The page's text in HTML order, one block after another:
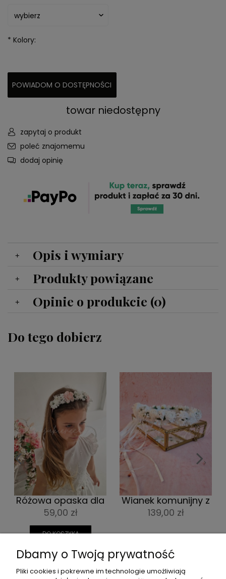
* Kolory:
POWIADOM O DOSTĘPNOŚCI
towar niedostępny
zapytaj o produkt
poleć znajomemu
dodaj opinię
Opis i wymiary
Produkty powiązane
Opinie o produkcie (0)
Do tego dobierz
<
Wianek komunijny z
różyczkami i
ozdobnymi
wstążkami
139,00 zł
Wianek komunijny z
białymi i różowymi
139,00 zł
DO KOSZYKA
>
Dbamy o Twoją prywatność
Pliki cookies i pokrewne im technologie umożliwiają